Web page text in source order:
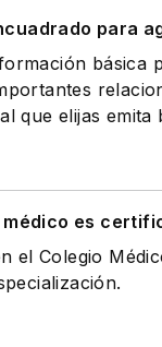
para
básica
que elijas emita
médico es
el Colegio